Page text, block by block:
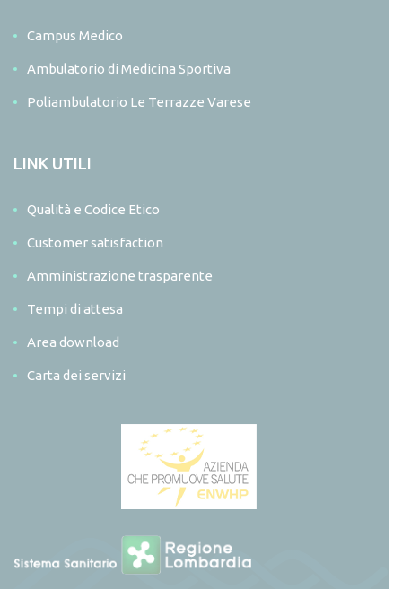
Campus Medico
Ambulatorio di Medicina Sportiva
Poliambulatorio Le Terrazze Varese
LINK UTILI
Qualità e Codice Etico
Customer satisfaction
Amministrazione trasparente
Tempi di attesa
Area download
Carta dei servizi